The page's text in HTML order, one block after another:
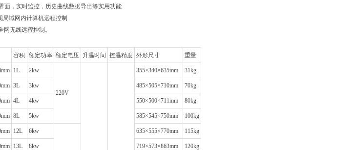
面，实时监控，历史曲线数据导出等实用功能
域网内计算机远程控制
无线远程控制。
容积 额定功率 额定电压 升温时间 控温精度 外形尺寸 重量
1L 2kw
220V
355×340×635mm 31kg
3L 3kw 485×505×710mm 70kg
4L 4kw 550×500×711mm 80kg
8L 5kw 585×545×750mm 100kg
12L 6kw 635×555×770mm 115kg
13L 8kw 719×573×863mm 120kg